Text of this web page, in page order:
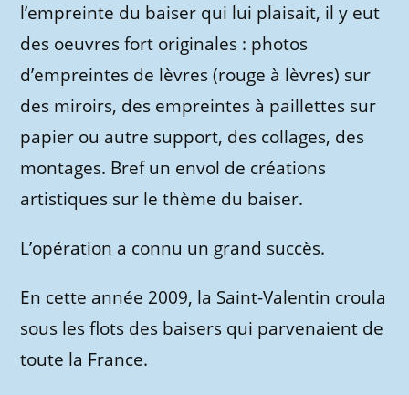
l’empreinte du baiser qui lui plaisait, il y eut
des oeuvres fort originales : photos
d’empreintes de lèvres (rouge à lèvres) sur
des miroirs, des empreintes à paillettes sur
papier ou autre support, des collages, des
montages. Bref un envol de créations
artistiques sur le thème du baiser.
L’opération a connu un grand succès.
En cette année 2009, la Saint-Valentin croula
sous les flots des baisers qui parvenaient de
toute la France.